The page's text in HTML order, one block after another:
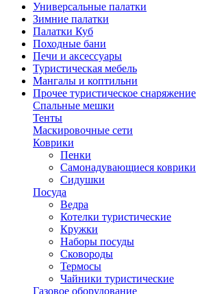
Универсальные палатки
Зимние палатки
Палатки Куб
Походные бани
Печи и аксессуары
Туристическая мебель
Мангалы и коптильни
Прочее туристическое снаряжение
Спальные мешки
Тенты
Маскировочные сети
Коврики
Пенки
Самонадувающиеся коврики
Сидушки
Посуда
Ведра
Котелки туристические
Кружки
Наборы посуды
Сковороды
Термосы
Чайники туристические
Газовое оборудование